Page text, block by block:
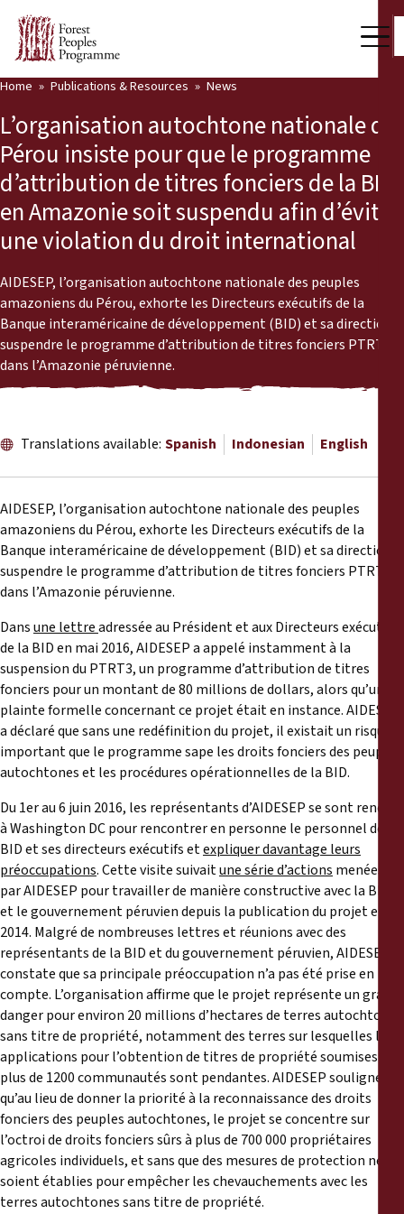
Who we are
Press Room
Support Us
Our Work
Community Voices
Partners & Countries
Latest News
Publications & Resources
News
Training Materials
Briefing Papers
Declarations
Annual Reports
Home Publications & Resources News
L’organisation autochtone nationale du
Pérou insiste pour que le programme
d’attribution de titres fonciers de la BID
en Amazonie soit suspendu afin d’éviter
une violation du droit international
AIDESEP, l’organisation autochtone nationale des peuples
amazoniens du Pérou, exhorte les Directeurs exécutifs de la
Banque interaméricaine de développement (BID) et sa direction à
suspendre le programme d’attribution de titres fonciers PTRT3
dans l’Amazonie péruvienne.
Translations available: Spanish Indonesian English
AIDESEP, l’organisation autochtone nationale des peuples
amazoniens du Pérou, exhorte les Directeurs exécutifs de la
Banque interaméricaine de développement (BID) et sa direction à
suspendre le programme d’attribution de titres fonciers PTRT3
dans l’Amazonie péruvienne.
Dansune lettreadressée au Président et aux Directeurs exécutifs
de la BID en mai 2016, AIDESEP a appelé instamment à la
suspension du PTRT3, un programme d’attribution de titres
fonciers pour un montant de 80 millions de dollars, alors qu’une
plainte formelle concernant ce projet était en instance. AIDESEP
a déclaré que sans une redéfinition du projet, il existait un risque
important que le programme sape les droits fonciers des peuples
autochtones et les procédures opérationnelles de la BID.
Du 1er au 6 juin 2016, les représentants d’AIDESEP se sont rendus
à Washington DC pour rencontrer en personne le personnel de la
BID et ses directeurs exécutifs etexpliquer davantage leurs
préoccupations. Cette visite suivaitune série d’actions menées
par AIDESEP pour travailler de manière constructive avec la BID
et le gouvernement péruvien depuis la publication du projet en
2014. Malgré de nombreuses lettres et réunions avec des
représentants de la BID et du gouvernement péruvien, AIDESEP
constate que sa principale préoccupation n’a pas été prise en
compte. L’organisation affirme que le projet représente un grave
danger pour environ 20 millions d’hectares de terres autochtones
sans titre de propriété, notamment des terres sur lesquelles les
applications pour l’obtention de titres de propriété soumises par
plus de 1200 communautés sont pendantes. AIDESEP souligne
qu’au lieu de donner la priorité à la reconnaissance des droits
fonciers des peuples autochtones, le projet se concentre sur
l’octroi de droits fonciers sûrs à plus de 700 000 propriétaires
agricoles individuels, et sans que des mesures de protection ne
soient établies pour empêcher les chevauchements avec les
terres autochtones sans titre de propriété.